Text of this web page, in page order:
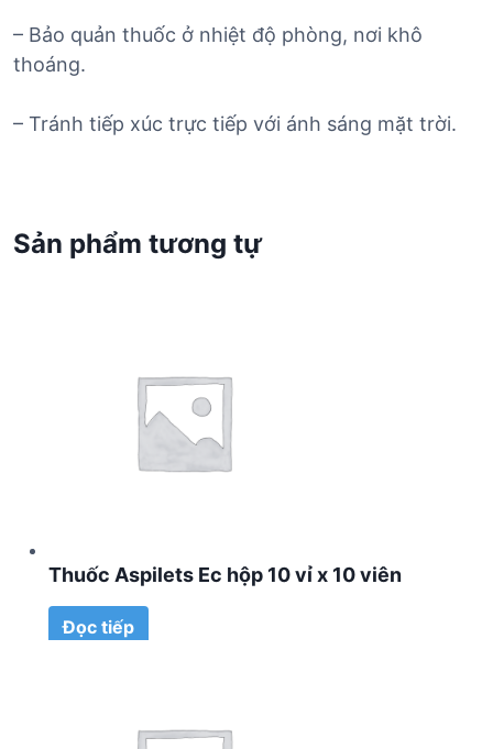
– Bảo quản thuốc ở nhiệt độ phòng, nơi khô
thoáng.
– Tránh tiếp xúc trực tiếp với ánh sáng mặt trời.
Sản phẩm tương tự
Thuốc Aspilets Ec hộp 10 vỉ x 10 viên
Đọc tiếp